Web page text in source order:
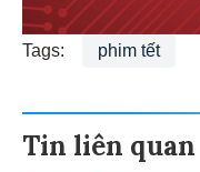
Tags: phim tết
Tin liên quan